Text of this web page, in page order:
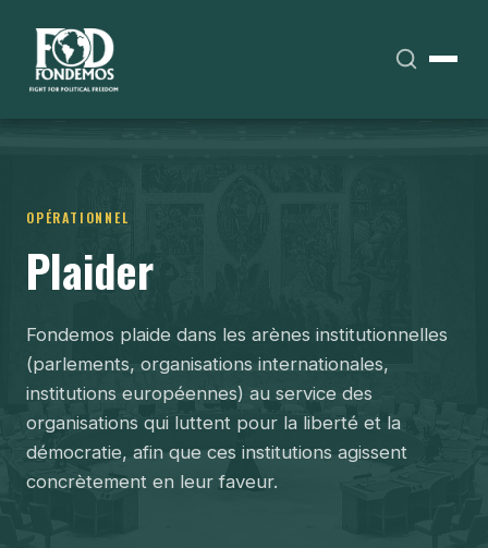
OPÉRATIONNEL
Plaider
Fondemos plaide dans les arènes institutionnelles
(parlements, organisations internationales,
institutions européennes) au service des
organisations qui luttent pour la liberté et la
démocratie, afin que ces institutions agissent
concrètement en leur faveur.